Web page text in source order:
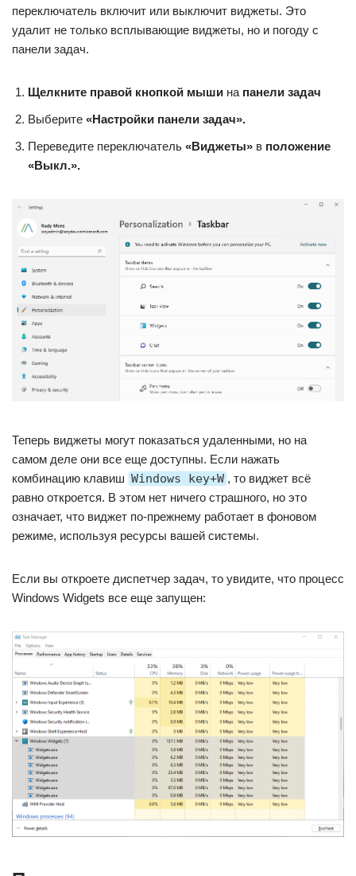
переключатель включит или выключит виджеты. Это
удалит не только всплывающие виджеты, но и погоду с
панели задач.
Щелкните правой кнопкой мыши на панели задач
Выберите «Настройки панели задач».
Переведите переключатель «Виджеты» в положение
«Выкл.».
Теперь виджеты могут показаться удаленными, но на
самом деле они все еще доступны. Если нажать
комбинацию клавиш Windows key+W , то виджет всё
равно откроется. В этом нет ничего страшного, но это
означает, что виджет по-прежнему работает в фоновом
режиме, используя ресурсы вашей системы.
Если вы откроете диспетчер задач, то увидите, что процесс
Windows Widgets все еще запущен: